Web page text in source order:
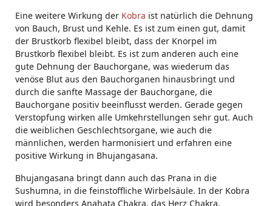
Eine weitere Wirkung der Kobra ist natürlich die Dehnung
von Bauch, Brust und Kehle. Es ist zum einen gut, damit
der Brustkorb flexibel bleibt, dass der Knorpel im
Brustkorb flexibel bleibt. Es ist zum anderen auch eine
gute Dehnung der Bauchorgane, was wiederum das
venöse Blut aus den Bauchorganen hinausbringt und
durch die sanfte Massage der Bauchorgane, die
Bauchorgane positiv beeinflusst werden. Gerade gegen
Verstopfung wirken alle Umkehrstellungen sehr gut. Auch
die weiblichen Geschlechtsorgane, wie auch die
männlichen, werden harmonisiert und erfahren eine
positive Wirkung in Bhujangasana.
Bhujangasana bringt dann auch das Prana in die
Sushumna, in die feinstoffliche Wirbelsäule. In der Kobra
wird besonders Anahata Chakra, das Herz Chakra,